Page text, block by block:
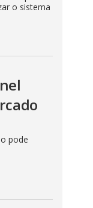
o sistema
pode